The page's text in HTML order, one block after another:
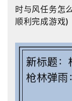
时与风任务怎
顺利完成游戏)